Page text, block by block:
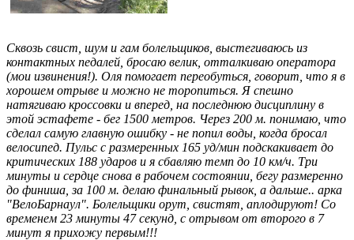
Сквозь свист, шум и гам болельщиков, выстегиваюсь из
контактных педалей, бросаю велик, отталкиваю оператора
(мои извинения!). Оля помогает переобуться, говорит, что я в
хорошем отрыве и можно не торопиться. Я спешно
натягиваю кроссовки и вперед, на последнюю дисциплину в
этой эстафете - бег 1500 метров. Через 200 м. понимаю, что
сделал самую главную ошибку - не попил воды, когда бросал
велосипед. Пульс с размеренных 165 уд/мин подскакивает до
критических 188 ударов и я сбавляю темп до 10 км/ч. Три
минуты и сердце снова в рабочем состоянии, бегу размеренно
до финиша, за 100 м. делаю финальный рывок, а дальше.. арка
"ВелоБарнаул". Болельщики орут, свистят, аплодируют! Со
временем 23 минуты 47 секунд, с отрывом от второго в 7
минут я прихожу первым!!!